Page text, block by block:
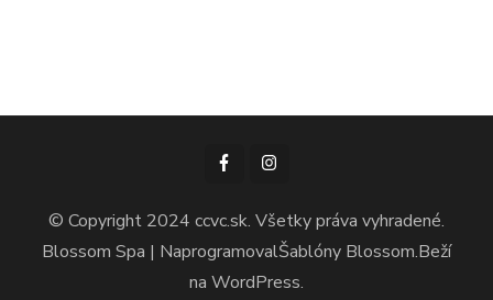
© Copyright 2024 ccvc.sk. Všetky práva vyhradené.
Blossom Spa | NaprogramovalŠablóny Blossom.Beží
na WordPress.